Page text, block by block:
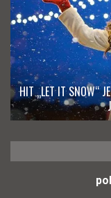
HIT „LET IT SNOW“